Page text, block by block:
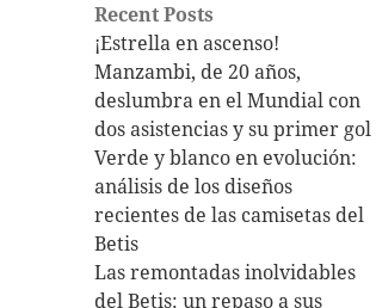
Recent Posts
¡Estrella en ascenso!
Manzambi, de 20 años,
deslumbra en el Mundial con
dos asistencias y su primer gol
Verde y blanco en evolución:
análisis de los diseños
recientes de las camisetas del
Betis
Las remontadas inolvidables
del Betis: un repaso a sus